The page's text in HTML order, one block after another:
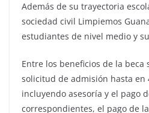
Además de su trayectoria
sociedad civil Limpiemos
estudiantes de nivel medio y
Entre los beneficios de la beca
solicitud de admisión hasta en
incluyendo asesoría y el pago
correspondientes, el pago de